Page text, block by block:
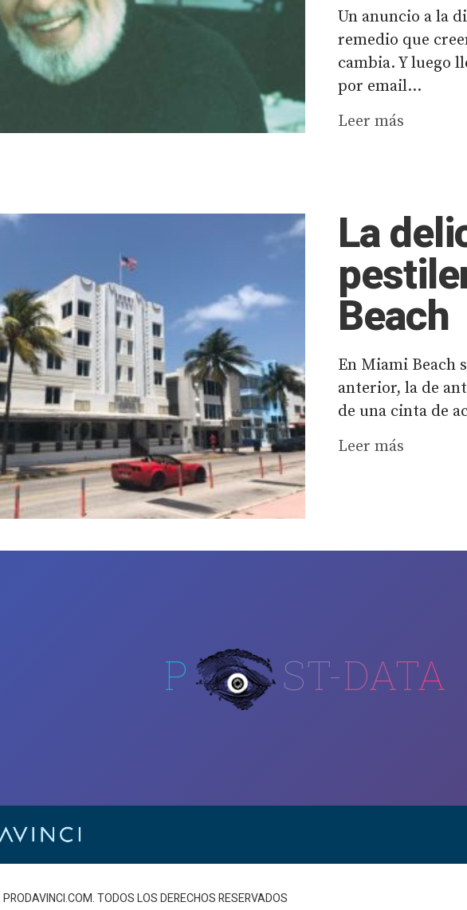
Un anuncio a la
remedio que
cambia. Y luego
por email...
Leer más
La
Beach
En Miami Beach
anterior, la de
de una cinta de
Leer más
P ST-DATA
TODOS LOS DERECHOS RESERVADOS